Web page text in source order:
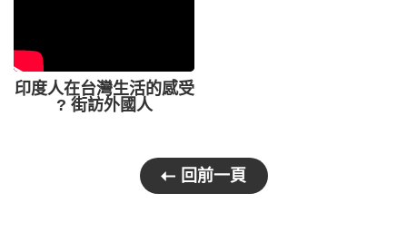
印度人在台灣生活的感受
? 街訪外國人
回前一頁